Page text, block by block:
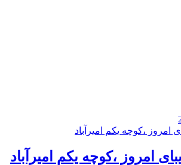
امروز ،کوچه یکم امیرآباد